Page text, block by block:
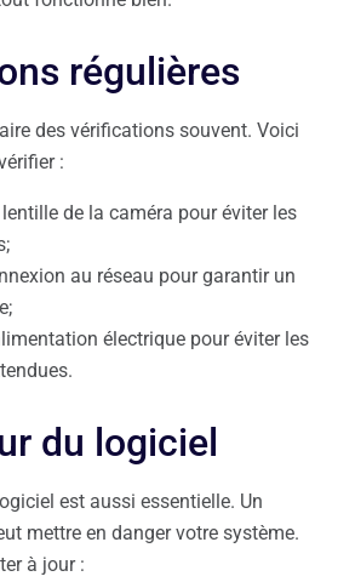
régulières
des vérifications souvent. Voici
:
lentille de la caméra pour éviter les
au réseau pour garantir un
électrique pour éviter les
du logiciel
est aussi essentielle. Un
mettre en danger votre système.
à jour :